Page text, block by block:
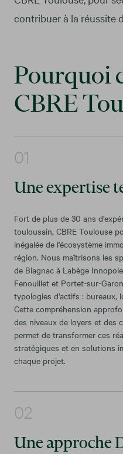
contribuer à la réussite
Pourquoi
CBRE
Une expertise
Fort de plus de 30 ans
toulousain, CBRE Toulouse
inégalée de l'écosystème
région. Nous maîtrisons les
de Blagnac à Labège
Fenouillet et Portet-sur-
typologies d'actifs : bureaux,
Cette compréhension
des niveaux de loyers et des
permet de transformer ces
stratégiques et en solutions
chaque projet.
Une approche